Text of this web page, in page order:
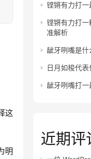
这
明
铿锵有力打
铿锵有力打
准解析
龇牙咧嘴是
日月如梭代
龇牙咧嘴打
近期评